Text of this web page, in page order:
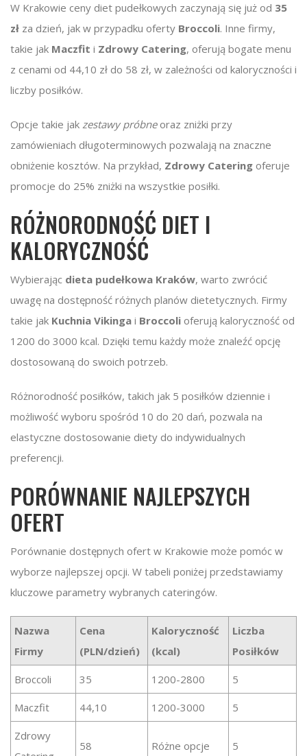
W Krakowie ceny diet pudełkowych zaczynają się już od 35
zł za dzień, jak w przypadku oferty Broccoli. Inne firmy,
takie jak Maczfit i Zdrowy Catering, oferują bogate menu
z cenami od 44,10 zł do 58 zł, w zależności od kaloryczności i
liczby posiłków.
Opcje takie jak zestawy próbneoraz zniżki przy
zamówieniach długoterminowych pozwalają na znaczne
obniżenie kosztów. Na przykład, Zdrowy Catering oferuje
promocje do 25% zniżki na wszystkie posiłki.
RÓŻNORODNOŚĆ DIET I
KALORYCZNOŚĆ
Wybierając dieta pudełkowa Kraków, warto zwrócić
uwagę na dostępność różnych planów dietetycznych. Firmy
takie jak Kuchnia Vikinga i Broccoli oferują kaloryczność od
1200 do 3000 kcal. Dzięki temu każdy może znaleźć opcję
dostosowaną do swoich potrzeb.
Różnorodność posiłków, takich jak 5 posiłków dziennie i
możliwość wyboru spośród 10 do 20 dań, pozwala na
elastyczne dostosowanie diety do indywidualnych
preferencji.
PORÓWNANIE NAJLEPSZYCH
OFERT
Porównanie dostępnych ofert w Krakowie może pomóc w
wyborze najlepszej opcji. W tabeli poniżej przedstawiamy
kluczowe parametry wybranych cateringów.
Nazwa
Firmy
Cena
(PLN/dzień)
Kaloryczność
(kcal)
Liczba
Posiłków
Broccoli 35 1200-2800 5
Maczfit 44,10 1200-3000 5
Zdrowy
58 Różne opcje 5